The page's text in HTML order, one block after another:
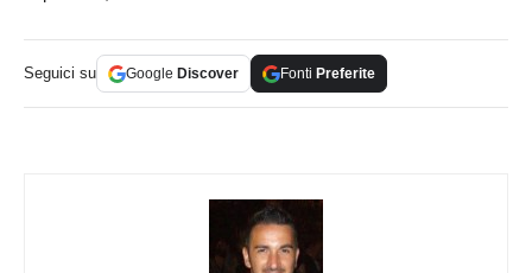
Seguici su Google Discover Fonti Preferite